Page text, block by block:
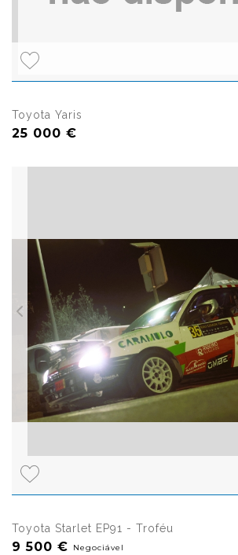
Toyota Yaris
25 000 €
Toyota Starlet EP91 - Troféu
9 500 € Negociável